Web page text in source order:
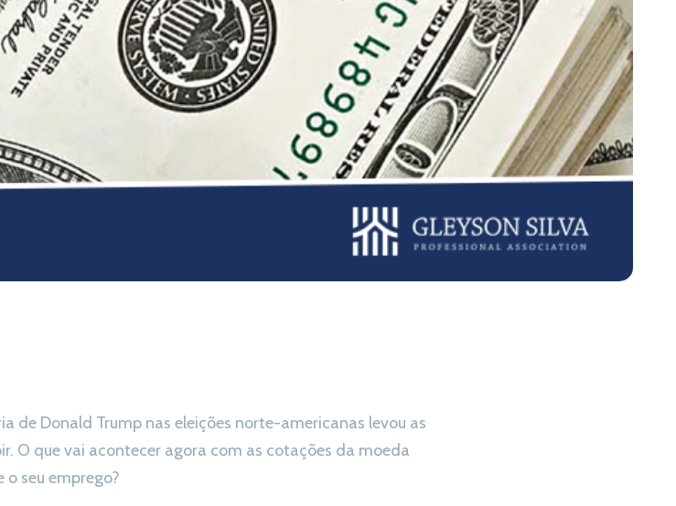
de Donald Trump nas eleições norte-americanas levou as
O que vai acontecer agora com as cotações da moeda
o seu emprego?